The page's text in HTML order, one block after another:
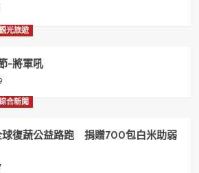
光旅遊
-將軍吼
合新聞
球復蔬公益路跑 捐贈700包白米助弱